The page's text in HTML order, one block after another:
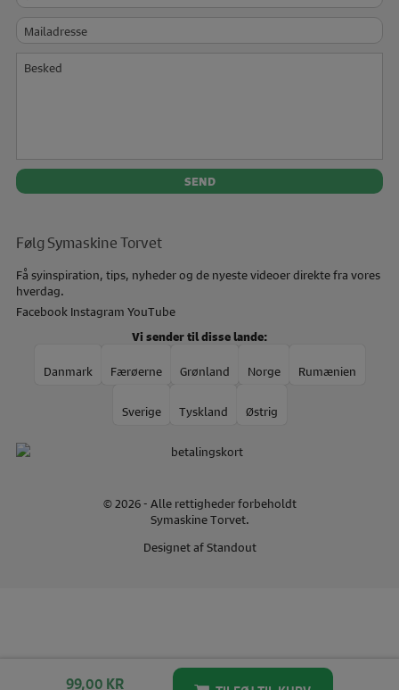
99,00 KR
Mailadresse
Besked
Følg Symaskine Torvet
Få syinspiration, tips, nyheder og de nyeste videoer direkte fra vores
hverdag.
Facebook Instagram YouTube
Vi sender til disse lande:
Danmark Færøerne Grønland Norge Rumænien
Sverige Tyskland Østrig
© 2026 - Alle rettigheder forbeholdt
Symaskine Torvet.
Designet afStandout